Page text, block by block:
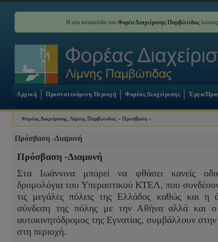
Η νέα ιστοσελίδα του Φορέα Διαχείρισης Παμβώτιδας
Αρχική Προστατευόμενη Περιοχή Φορέας Διαχείρισης Έργα/
Φορέας Διαχείρισης, Λίμνης Παμβώτιδας » Προσβαση »
Πρόσβαση -Διαμονή
Πρόσβαση -Διαμονή
Στα Ιωάννινα μπορεί να φθάσει κανείς
δρομολόγια του Υπεραστικού ΚΤΕΛ, που
τις μεγάλες πόλεις της Ελλάδος καθώς και η
σύνδεση της πόλης με την Αθήνα αλλά και ο
αυτοκινητόδρομος της Εγνατίας, συμβάλλουν
στη περιοχή.